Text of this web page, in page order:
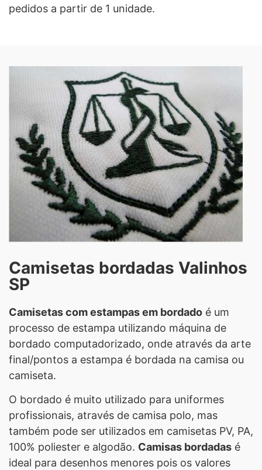
pedidos a partir de 1 unidade.
Camisetas bordadas Valinhos
SP
Camisetas com estampas em bordado é um
processo de estampa utilizando máquina de
bordado computadorizado, onde através da arte
final/pontos a estampa é bordada na camisa ou
camiseta.
O bordado é muito utilizado para uniformes
profissionais, através de camisa polo, mas
também pode ser utilizados em camisetas PV, PA,
100% poliester e algodão. Camisas bordadas é
ideal para desenhos menores pois os valores